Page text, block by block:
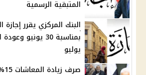
المتبقية الرسمية
البنك المركزي يقرر
يوليو